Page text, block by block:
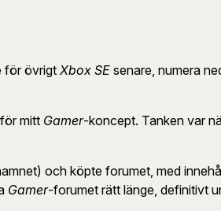
för övrigt Xbox SE senare, numera
mitt Gamer-koncept. Tanken var
och köpte forumet, med
Gamer-forumet rätt länge, definitivt